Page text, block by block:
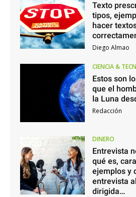
Texto
tipos,
hacer
Diego Almao
CIENCIA &
Estos son
que el
la Luna
Redacción
DINERO
Entrevista
qué es,
ejemplos y
entrevista
dirigida…